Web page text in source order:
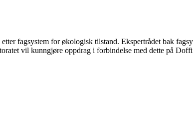
fagsystem for økologisk tilstand. Ekspertrådet bak
vil kunngjøre oppdrag i forbindelse med dette på